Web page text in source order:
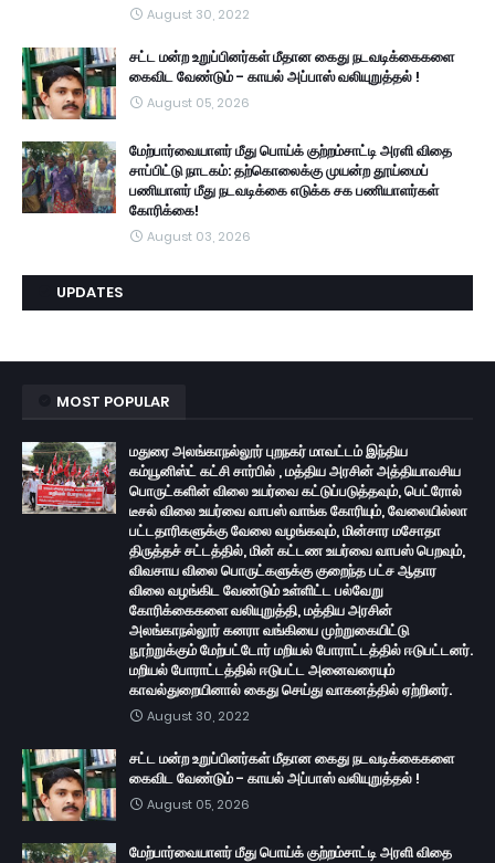
August 30, 2022
சட்ட மன்ற உறுப்பினர்கள் மீதான கைது நடவடிக்கைகளை
கைவிட வேண்டும் - காயல் அப்பாஸ் வலியுறுத்தல் !
August 05, 2026
மேற்பார்வையாளர் மீது பொய்க் குற்றம்சாட்டி அரளி விதை
சாப்பிட்டு நாடகம்: தற்கொலைக்கு முயன்ற தூய்மைப்
பணியாளர் மீது நடவடிக்கை எடுக்க சக பணியாளர்கள்
கோரிக்கை!
August 03, 2026
UPDATES
MOST POPULAR
மதுரை அலங்காநல்லூர் புறநகர் மாவட்டம் இந்திய
கம்யூனிஸ்ட் கட்சி சார்பில் , மத்திய அரசின் அத்தியாவசிய
பொருட்களின் விலை உயர்வை கட்டுப்படுத்தவும், பெட்ரோல்
டீசல் விலை உயர்வை வாபஸ் வாங்க கோரியும், வேலையில்லா
பட்டதாரிகளுக்கு வேலை வழங்கவும், மின்சார மசோதா
திருத்தச் சட்டத்தில், மின் கட்டண உயர்வை வாபஸ் பெறவும்,
விவசாய விலை பொருட்களுக்கு குறைந்த பட்ச ஆதார
விலை வழங்கிட வேண்டும் உள்ளிட்ட பல்வேறு
கோரிக்கைகளை வலியுறுத்தி, மத்திய அரசின்
அலங்காநல்லூர் கனரா வங்கியை முற்றுகையிட்டு
நூற்றுக்கும் மேற்பட்டோர் மறியல் போராட்டத்தில் ஈடுபட்டனர்.
மறியல் போராட்டத்தில் ஈடுபட்ட அனைவரையும்
காவல்துறையினால் கைது செய்து வாகனத்தில் ஏற்றினர்.
August 30, 2022
சட்ட மன்ற உறுப்பினர்கள் மீதான கைது நடவடிக்கைகளை
கைவிட வேண்டும் - காயல் அப்பாஸ் வலியுறுத்தல் !
August 05, 2026
மேற்பார்வையாளர் மீது பொய்க் குற்றம்சாட்டி அரளி விதை